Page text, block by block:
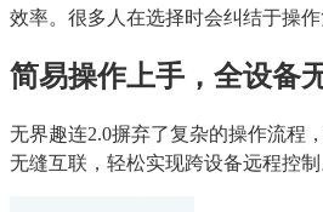
效率。很多人在选择时会纠结于操
简易操作上手，全设备
无界趣连2.0摒弃了复杂的操作流程
无缝互联，轻松实现跨设备远程控